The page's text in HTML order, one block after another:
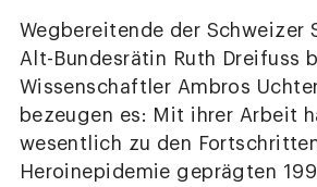
Wegbereitende der Schweizer
Alt-Bundesrätin Ruth Dreifuss
Wissenschaftler Ambros
bezeugen es: Mit ihrer Arbeit
wesentlich zu den
Heroinepidemie geprägten